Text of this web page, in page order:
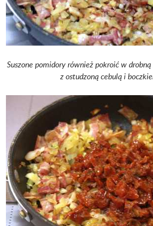
Suszone pomidory również pokroić w
z ostudzoną cebulą i